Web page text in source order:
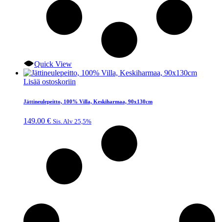
Quick View
Lisää ostoskoriin
Jättineulepeitto, 100% Villa, Keskiharmaa, 90x130cm
149.00 € Sis. Alv 25,5%